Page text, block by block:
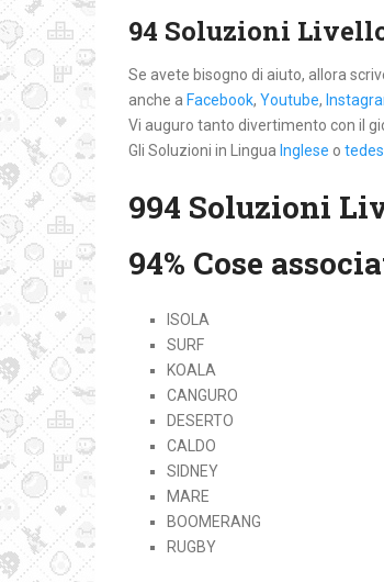
94 Soluzioni
Se avete bisogno di aiuto, allora
anche a Facebook, Youtube,
Vi auguro tanto divertimento con il
Gli Soluzioni in Lingua Inglese o
994 Soluzioni
94% Cose
ISOLA
SURF
KOALA
CANGURO
DESERTO
CALDO
SIDNEY
MARE
BOOMERANG
RUGBY